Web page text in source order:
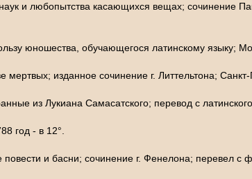
и любопытства касающихся вещах; сочинение
юношества, обучающегося латинскому языку;
изданное сочинение г. Литтельтона; Санкт-
из Лукиана Самасатского; перевод с
год - в 12°.
и басни; сочинение г. Фенелона; перевел с